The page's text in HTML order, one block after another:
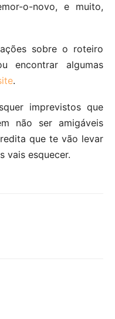
o-novo, e muito,
sobre o roteiro
encontrar algumas
.
imprevistos que
não ser amigáveis
que te vão levar
vais esquecer.